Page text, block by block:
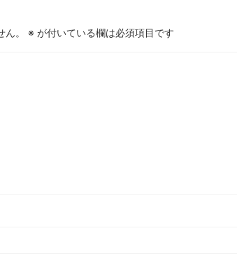
。 ※ が付いている欄は必須項目です